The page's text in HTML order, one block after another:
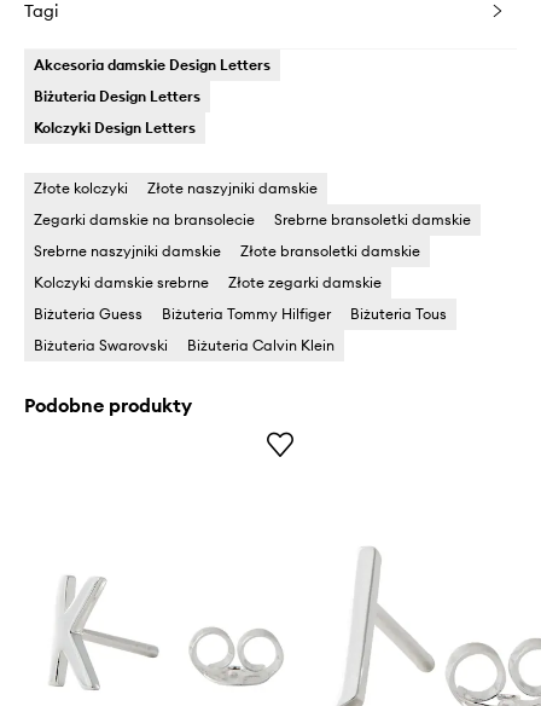
Tagi
Akcesoria damskie Design Letters
Biżuteria Design Letters
Kolczyki Design Letters
Złote kolczyki
Złote naszyjniki damskie
Zegarki damskie na bransolecie
Srebrne bransoletki damskie
Srebrne naszyjniki damskie
Złote bransoletki damskie
Kolczyki damskie srebrne
Złote zegarki damskie
Biżuteria Guess
Biżuteria Tommy Hilfiger
Biżuteria Tous
Biżuteria Swarovski
Biżuteria Calvin Klein
Podobne produkty